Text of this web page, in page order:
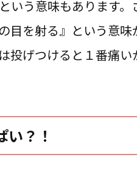
いう意味もあります。
を射る』という意味
投げつけると１番痛
？！